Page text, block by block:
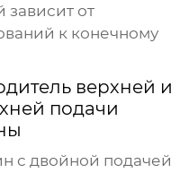
от
к конечному
верхней и
подачи
с двойной подачей